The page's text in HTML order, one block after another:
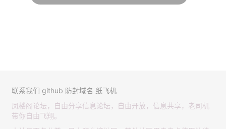
联系我们 github 防封域名 纸飞机
凤楼阁论坛，自由分享信息论坛，自由开放，信息共享，老司机
带你自由飞翔。